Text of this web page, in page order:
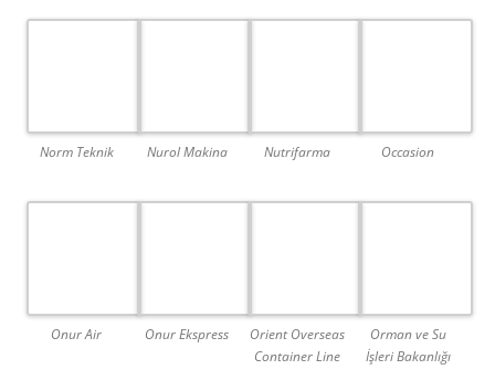
Norm Teknik Nurol Makina Nutrifarma Occasion
Onur Air Onur Ekspress
Orient Overseas
Container Line
Orman ve Su
İşleri Bakanlığı